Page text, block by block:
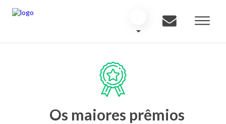
Os maiores prêmios